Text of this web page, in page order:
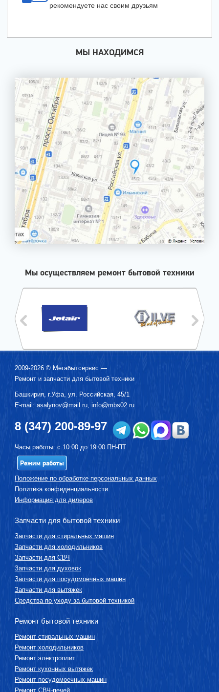
рекомендуете нас своим друзьям
МЫ НАХОДИМСЯ
Мы осуществляем ремонт бытовой техники
2009-2026 © Мегабытсервис —
Ремонт и запчасти для бытовой техники
Башкирия, г.Уфа, ул. Российская, 45/1
E-mail: asalynov@mail.ru, info@mbs02.ru
8 (347) 200-89-97
Часы работы: с 10:00 до 19:00 ПН-ПТ
Режим работы
Положение по обработке персональных данных
Политика конфиденциальности
Информация для дилеров
Запчасти для бытовой техники
Запчасти для стиральных машин
Запчасти для холодильников
Запчасти для СВЧ
Запчасти для духовок
Запчасти для посудомоечных машин
Запчасти для вытяжек
Средства по уходу за бытовой техникой
Ремонт бытовой техники
Ремонт стиральных машин
Ремонт холодильников
Ремонт электроплит
Ремонт кухонных вытяжек
Ремонт посудомоечных машин
Ремонт СВЧ-печей